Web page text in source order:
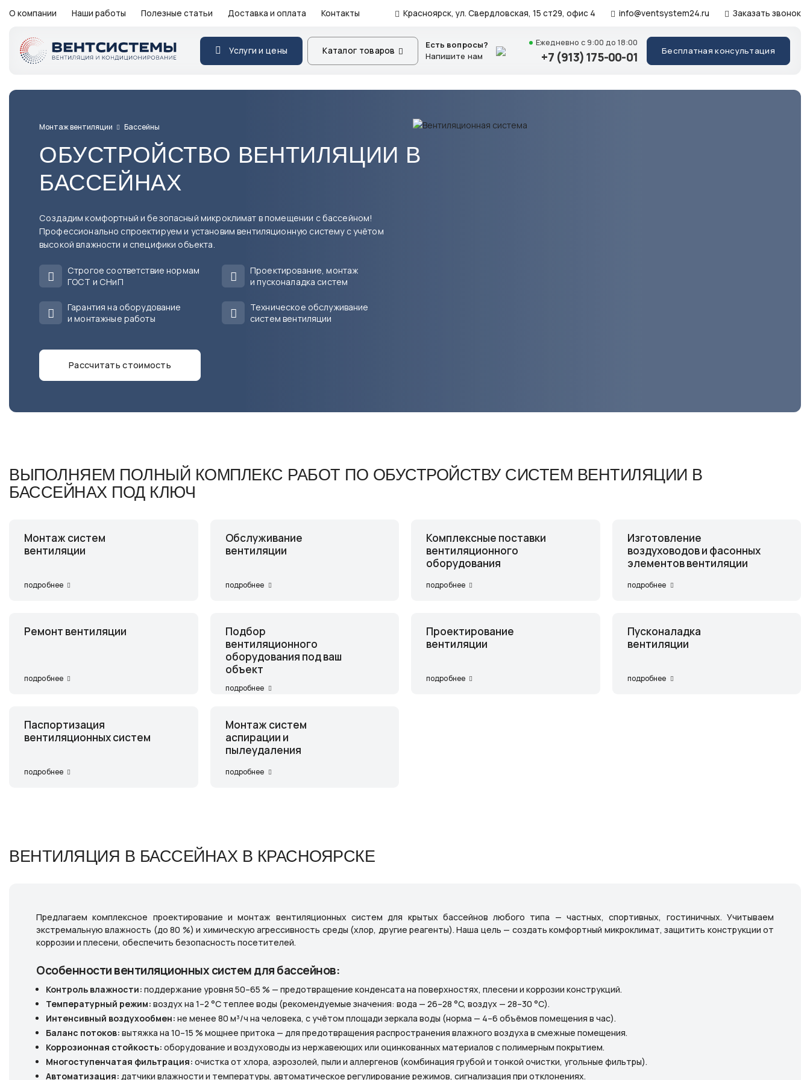
О компании Наши работы Полезные статьи Доставка и оплата Контакты Красноярск, ул. Свердловская, 15 ст29, офис 4 info@ventsystem24.ru Заказать звонок
Бесплатная консультация
Ежедневно с 9:00 до 18:00
+7 (913) 175-00-01
Есть вопросы?
Напишите нам
Услуги и цены Каталог товаров
Монтаж вентиляции Бассейны
ОБУСТРОЙСТВО ВЕНТИЛЯЦИИ В
БАССЕЙНАХ
Создадим комфортный и безопасный микроклимат в помещении с бассейном!
Профессионально спроектируем и установим вентиляционную систему с учётом
высокой влажности и специфики объекта.
Строгое соответствие нормам
ГОСТ и СНиП
Проектирование, монтаж
и пусконаладка систем
Гарантия на оборудование
и монтажные работы
Техническое обслуживание
систем вентиляции
Рассчитать стоимость
ВЫПОЛНЯЕМ ПОЛНЫЙ КОМПЛЕКС РАБОТ ПО ОБУСТРОЙСТВУ СИСТЕМ ВЕНТИЛЯЦИИ В
БАССЕЙНАХ ПОД КЛЮЧ
Монтаж систем
вентиляции
подробнее
Обслуживание
вентиляции
подробнее
Комплексные поставки
вентиляционного
оборудования
подробнее
Изготовление
воздуховодов и фасонных
элементов вентиляции
подробнее
Ремонт вентиляции
подробнее
Подбор
вентиляционного
оборудования под ваш
объект
подробнее
Проектирование
вентиляции
подробнее
Пусконаладка
вентиляции
подробнее
Паспортизация
вентиляционных систем
подробнее
Монтаж систем
аспирации и
пылеудаления
подробнее
ВЕНТИЛЯЦИЯ В БАССЕЙНАХ В КРАСНОЯРСКЕ
Предлагаем комплексное проектирование и монтаж вентиляционных систем для крытых бассейнов любого типа — частных, спортивных, гостиничных. Учитываем
экстремальную влажность (до 80 %) и химическую агрессивность среды (хлор, другие реагенты). Наша цель — создать комфортный микроклимат, защитить конструкции от
коррозии и плесени, обеспечить безопасность посетителей.
Особенности вентиляционных систем для бассейнов:
Контроль влажности: поддержание уровня 50–65 % — предотвращение конденсата на поверхностях, плесени и коррозии конструкций.
Температурный режим: воздух на 1–2 °C теплее воды (рекомендуемые значения: вода — 26–28 °C, воздух — 28–30 °C).
Интенсивный воздухообмен: не менее 80 м³/ч на человека, с учётом площади зеркала воды (норма — 4–6 объёмов помещения в час).
Баланс потоков: вытяжка на 10–15 % мощнее притока — для предотвращения распространения влажного воздуха в смежные помещения.
Коррозионная стойкость: оборудование и воздуховоды из нержавеющих или оцинкованных материалов с полимерным покрытием.
Многоступенчатая фильтрация: очистка от хлора, аэрозолей, пыли и аллергенов (комбинация грубой и тонкой очистки, угольные фильтры).
Автоматизация: датчики влажности и температуры, автоматическое регулирование режимов, сигнализация при отклонениях.